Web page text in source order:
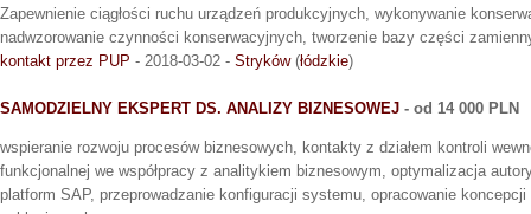
Zapewnienie ciągłości ruchu urządzeń produkcyjnych, wykonywanie
nadwzorowanie czynności konserwacyjnych, tworzenie bazy części
kontakt przez PUP - 2018-03-02 - Stryków(łódzkie)
SAMODZIELNY EKSPERT DS. ANALIZY BIZNESOWEJ - od 14 000 PLN
wspieranie rozwoju procesów biznesowych, kontakty z działem kontroli
funkcjonalnej we współpracy z analitykiem biznesowym, optymalizacja
platform SAP, przeprowadzanie konfiguracji systemu, opracowanie koncepcji